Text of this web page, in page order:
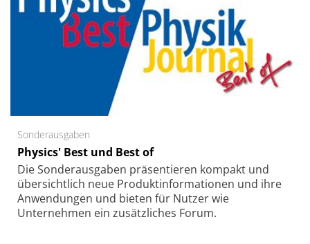
Sonderausgaben
Physics' Best und Best of
Die Sonder­ausgaben präsentieren kompakt und
übersichtlich neue Produkt­informationen und ihre
Anwendungen und bieten für Nutzer wie
Unternehmen ein zusätzliches Forum.